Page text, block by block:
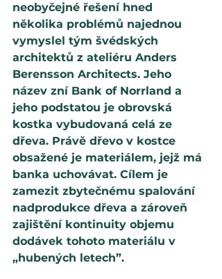
neobyčejné řešení hned
několika problémů najednou
vymyslel tým švédských
architektů z ateliéru Anders
Berensson Architects. Jeho
název zní Bank of Norrland a
jeho podstatou je obrovská
kostka vybudovaná celá ze
dřeva. Právě dřevo v kostce
obsažené je materiálem, jejž má
banka uchovávat. Cílem je
zamezit zbytečnému spalování
nadprodukce dřeva a zároveň
zajištění kontinuity objemu
dodávek tohoto materiálu v
„hubených letech”.